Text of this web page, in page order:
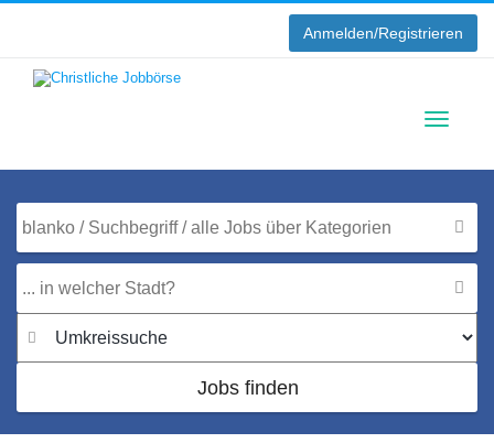
Anmelden/Registrieren
Jobs finden